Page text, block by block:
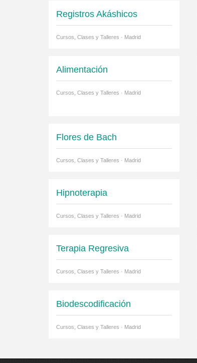
Registros Akáshicos
Cursos, Clases y Talleres · Madrid
Alimentación
Cursos, Clases y Talleres · Madrid
Flores de Bach
Cursos, Clases y Talleres · Madrid
Hipnoterapia
Cursos, Clases y Talleres · Madrid
Terapia Regresiva
Cursos, Clases y Talleres · Madrid
Biodescodificación
Cursos, Clases y Talleres · Madrid